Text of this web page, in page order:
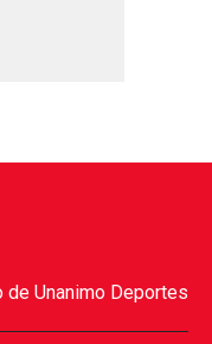
de Unanimo Deportes